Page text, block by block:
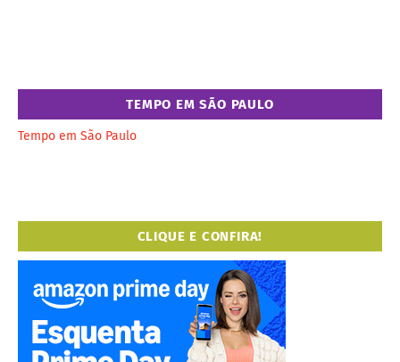
TEMPO EM SÃO PAULO
Tempo em São Paulo
CLIQUE E CONFIRA!